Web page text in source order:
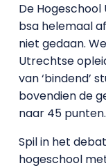
De
bsa helemaal
niet gedaan.
Utrechtse
van ‘bindend’
bovendien de
naar 45 punten.
Spil in het
hogeschool